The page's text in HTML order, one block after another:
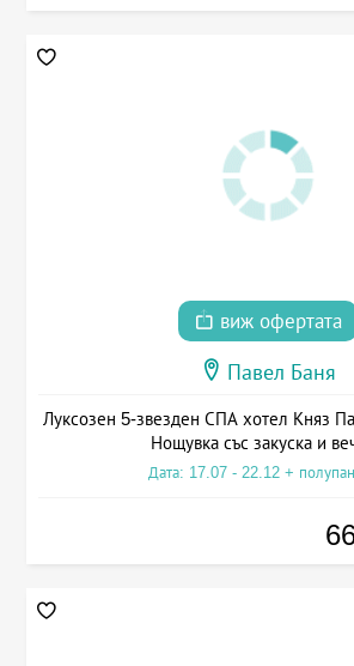
виж офертата
Павел Баня
Луксозен 5-звезден СПА хотел Княз
Нощувка със закуска и
Дата: 17.07 - 22.12 +